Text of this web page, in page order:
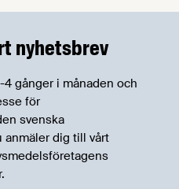
nyhetsbrev
gånger i månaden och
för
svenska
anmäler dig till vårt